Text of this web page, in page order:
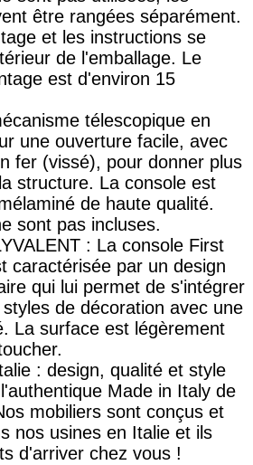
être rangées séparément.
et les instructions se
de l'emballage. Le
est d'environ 15
télescopique en
une ouverture facile, avec
fer (vissé), pour donner plus
structure. La console est
de haute qualité.
sont pas incluses.
: La console First
caractérisée par un design
qui lui permet de s'intégrer
de décoration avec une
La surface est légèrement
: design, qualité et style
Made in Italy de
mobiliers sont conçus et
nos usines en Italie et ils
d'arriver chez vous !